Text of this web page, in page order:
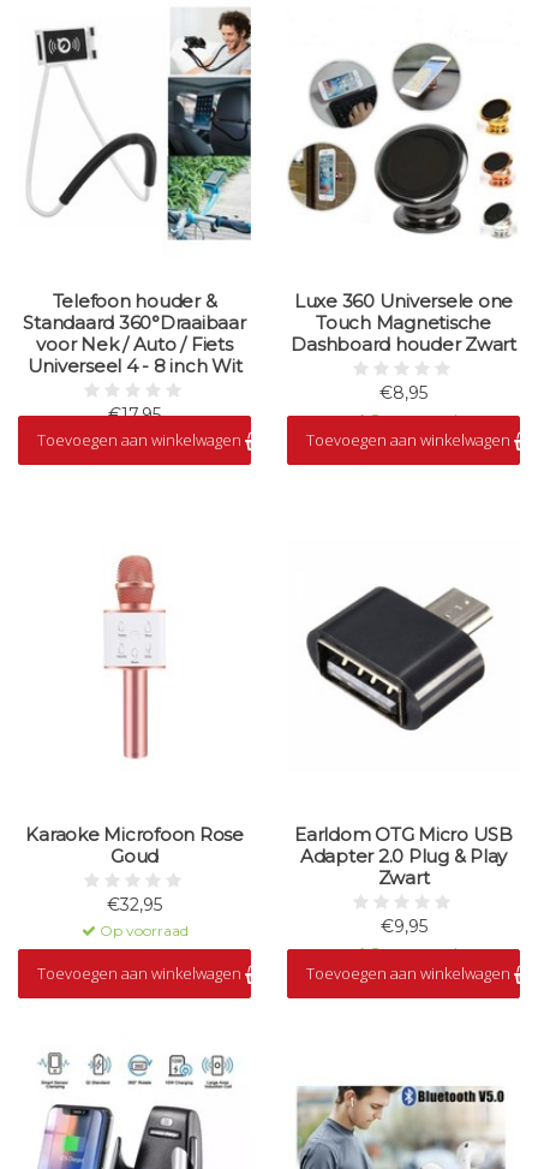
Telefoon houder &
Standaard 360°Draaibaar
voor Nek / Auto / Fiets
Universeel 4 - 8 inch Wit
€17,95
Op voorraad
Toevoegen aan winkelwagen
Luxe 360 Universele one
Touch Magnetische
Dashboard houder Zwart
€8,95
Op voorraad
Toevoegen aan winkelwagen
Karaoke Microfoon Rose
Goud
€32,95
Op voorraad
Toevoegen aan winkelwagen
Earldom OTG Micro USB
Adapter 2.0 Plug & Play
Zwart
€9,95
Op voorraad
Toevoegen aan winkelwagen